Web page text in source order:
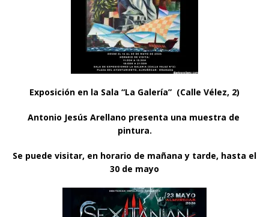
Exposición en la Sala “La Galería” (Calle Vélez, 2)
Antonio Jesús Arellano presenta una muestra de
pintura.
Se puede visitar, en horario de mañana y tarde, hasta el
30 de mayo